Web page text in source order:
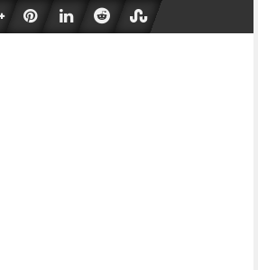
content